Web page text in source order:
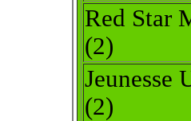
Red Star
(2)
Jeunesse
(2)